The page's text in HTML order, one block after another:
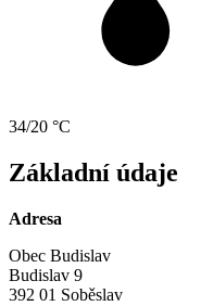
34/20 °C
Základní údaje
Adresa
Obec Budislav
Budislav 9
392 01 Soběslav